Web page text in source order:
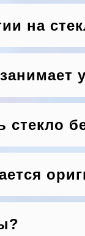
на
стекло